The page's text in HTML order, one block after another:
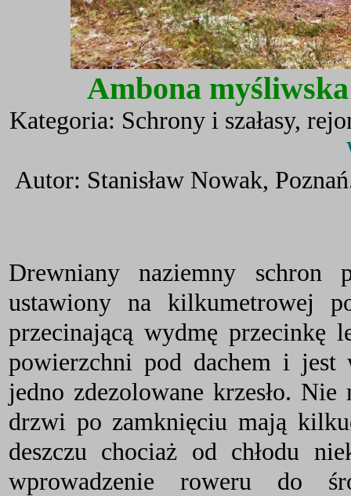
Ambona
Kategoria: Schrony i szałasy,
Autor: Stanisław Nowak,
Drewniany naziemny schron
ustawiony na kilkumetrowej
przecinającą wydmę przecinkę
powierzchni pod dachem i jest
jedno zdezolowane krzesło.
drzwi po zamknięciu mają
deszczu chociaż od chłodu
wprowadzenie roweru do